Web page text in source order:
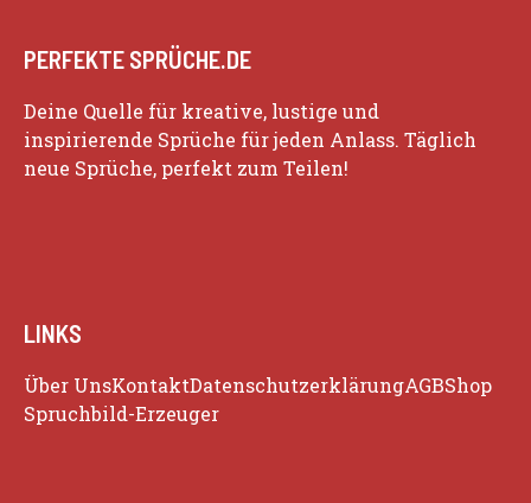
PERFEKTE SPRÜCHE.DE
Deine Quelle für kreative, lustige und
inspirierende Sprüche für jeden Anlass. Täglich
neue Sprüche, perfekt zum Teilen!
LINKS
Über UnsKontaktDatenschutzerklärungAGBShop
Spruchbild-Erzeuger